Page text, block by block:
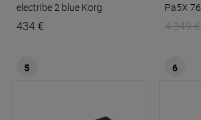
electribe 2 blue Korg
434 €
Pa5X 76
4 349 €
5 6